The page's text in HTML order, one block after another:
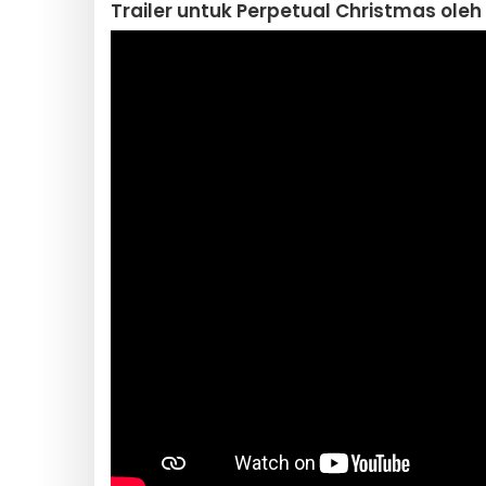
Trailer untuk Perpetual Christmas oleh